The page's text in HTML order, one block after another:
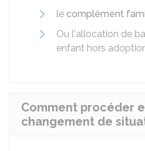
le complément
Ou l'allocation de
enfant hors
Comment procéder
changement de